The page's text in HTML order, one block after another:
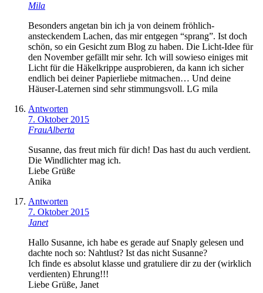
Mila
Besonders angetan bin ich ja von deinem fröhlich-
ansteckendem Lachen, das mir entgegen “sprang”. Ist doch
schön, so ein Gesicht zum Blog zu haben. Die Licht-Idee für
den November gefällt mir sehr. Ich will sowieso einiges mit
Licht für die Häkelkrippe ausprobieren, da kann ich sicher
endlich bei deiner Papierliebe mitmachen… Und deine
Häuser-Laternen sind sehr stimmungsvoll. LG mila
Antworten
7. Oktober 2015
FrauAlberta
Susanne, das freut mich für dich! Das hast du auch verdient.
Die Windlichter mag ich.
Liebe Grüße
Anika
Antworten
7. Oktober 2015
Janet
Hallo Susanne, ich habe es gerade auf Snaply gelesen und
dachte noch so: Nahtlust? Ist das nicht Susanne?
Ich finde es absolut klasse und gratuliere dir zu der (wirklich
verdienten) Ehrung!!!
Liebe Grüße, Janet